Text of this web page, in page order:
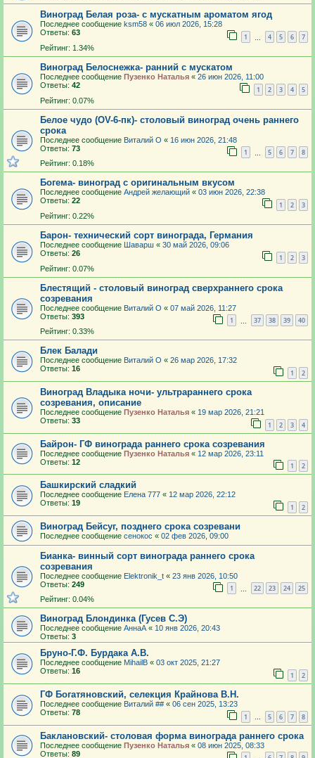
Виноград Белая роза- с мускатным ароматом ягод
Последнее сообщение ksm58 « 06 июл 2026, 15:28
Ответы: 63 1 4 5 6 7
Рейтинг: 1.34%
Виноград Белоснежка- ранний с мускатом
Последнее сообщение Пузенко Наталья « 26 июн 2026, 11:00
Ответы: 42 1 2 3 4 5
Рейтинг: 0.07%
Белое чудо (OV-6-пк)- столовый виноград очень раннего
срока
Последнее сообщение Виталий О « 16 июн 2026, 21:48
Ответы: 73 1 5 6 7 8
Рейтинг: 0.18%
Богема- виноград с оригинальным вкусом
Последнее сообщение Андрей желающий « 03 июн 2026, 22:38
Ответы: 22 1 2 3
Рейтинг: 0.22%
Барон- технический сорт винограда, Германия
Последнее сообщение Шаварш « 30 май 2026, 09:06
Ответы: 26 1 2 3
Рейтинг: 0.07%
Блестящий - столовый виноград сверхраннего срока
созревания
Последнее сообщение Виталий О « 07 май 2026, 11:27
Ответы: 393 1 37 38 39 40
Рейтинг: 0.33%
Блек Балади
Последнее сообщение Виталий О « 26 мар 2026, 17:32
Ответы: 16 1 2
Виноград Владыка ночи- ультрараннего срока
созревания, описание
Последнее сообщение Пузенко Наталья « 19 мар 2026, 21:21
Ответы: 33 1 2 3 4
Байрон- ГФ винограда раннего срока созревания
Последнее сообщение Пузенко Наталья « 12 мар 2026, 23:11
Ответы: 12 1 2
Башкирский сладкий
Последнее сообщение Елена 777 « 12 мар 2026, 22:12
Ответы: 19 1 2
Виноград Бейсуг, позднего срока созревани
Последнее сообщение сенокос « 02 фев 2026, 09:00
Бианка- винный сорт винограда раннего срока
созревания
Последнее сообщение Elektronik_t « 23 янв 2026, 10:50
Ответы: 249 1 22 23 24 25
Рейтинг: 0.04%
Виноград Блондинка (Гусев С.Э)
Последнее сообщение АннаА« 10 янв 2026, 20:43
Ответы: 3
Бруно-Г.Ф. Бурдака А.В.
Последнее сообщение MihailB « 03 окт 2025, 21:27
Ответы: 16 1 2
ГФ Богатяновский, селекция Крайнова В.Н.
Последнее сообщение Виталий ## « 06 сен 2025, 13:23
Ответы: 78 1 … 5 6 7 8
Баклановский- столовая форма винограда раннего срока
Последнее сообщение Пузенко Наталья « 08 июн 2025, 08:33
Ответы: 89